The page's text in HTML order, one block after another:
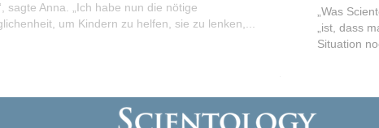
sagte Anna. „Ich habe nun die nötige
um Kindern zu helfen, sie zu lenken,...
„Was
„ist, dass
Situation